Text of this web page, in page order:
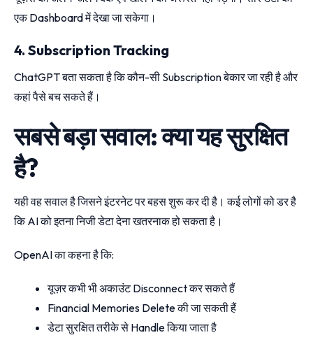
एक Dashboard में देखा जा सकेगा।
4. Subscription Tracking
ChatGPT बता सकता है कि कौन-सी Subscription बेकार जा रही है और
कहां पैसे बच सकते हैं।
सबसे बड़ा सवाल: क्या यह सुरक्षित
है?
यही वह सवाल है जिसने इंटरनेट पर बहस शुरू कर दी है। कई लोगों को डर है
कि AI को इतना निजी डेटा देना खतरनाक हो सकता है।
OpenAI का कहना है कि:
यूज़र कभी भी अकाउंट Disconnect कर सकते हैं
Financial Memories Delete की जा सकती हैं
डेटा सुरक्षित तरीके से Handle किया जाता है